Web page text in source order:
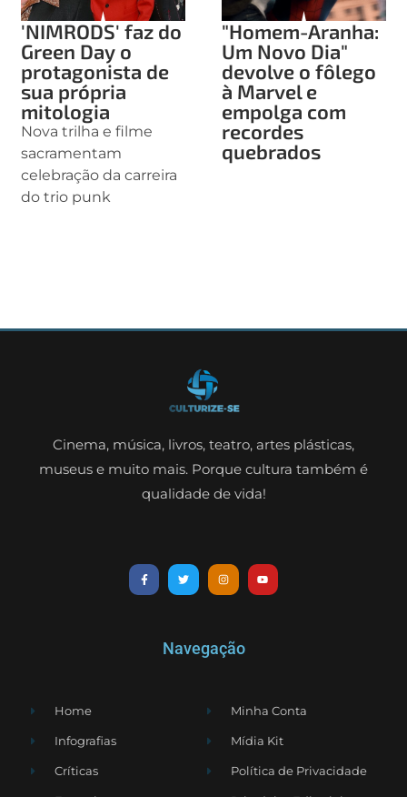
'NIMRODS' faz do
Green Day o
protagonista de
sua própria
mitologia
Nova trilha e filme
sacramentam
celebração da carreira
do trio punk
"Homem-Aranha:
Um Novo Dia"
devolve o fôlego
à Marvel e
empolga com
recordes
quebrados
Cinema, música, livros, teatro, artes plásticas,
museus e muito mais. Porque cultura também é
qualidade de vida!
Navegação
Home
Infografias
Críticas
Minha Conta
Mídia Kit
Política de Privacidade